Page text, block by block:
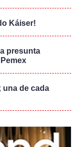
Káiser!
presunta
una de cada